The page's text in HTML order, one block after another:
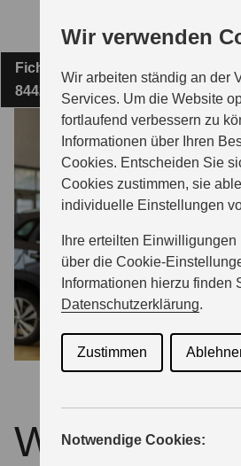
Wir verwenden
Wir arbeiten ständig an der
Services. Um die Website
fortlaufend verbessern zu
Informationen über Ihren
Cookies. Entscheiden Sie
Cookies zustimmen, sie
individuelle Einstellungen
Ihre erteilten
über die Cookie-
Informationen hierzu finden
Datenschutzerklärung.
Zustimmen
Notwendige Cookies:
Hauptinhalt
AUTOHAUS PERZL GMBH & CO.
MODELLE
ZUBEHÖR
BERATUNG & KAUF
GESCHÄFTSKUNDEN
ÜBER UNS
Fichtenstraße 8
84424 Isen
Wartung &